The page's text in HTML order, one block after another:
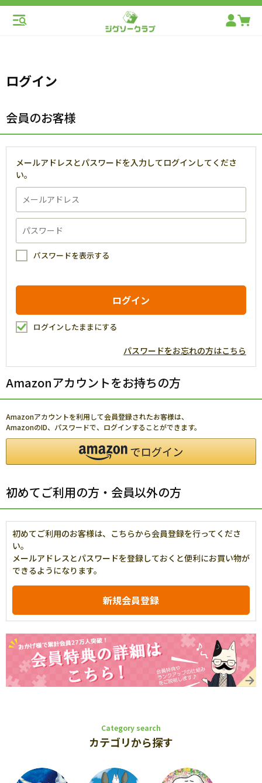
ログイン
会員のお客様
メールアドレスとパスワードを入力してログインしてくださ
い。
パスワードを表示する
ログインしたままにする
パスワードをお忘れの方はこちら
Amazonアカウントをお持ちの方
Amazonアカウントを利用して会員登録されたお客様は、
AmazonのID、パスワードで、ログインすることができます。
初めてご利用の方・会員以外の方
初めてご利用のお客様は、こちらから会員登録を行ってくださ
い。
メールアドレスとパスワードを登録しておくと便利にお買い物が
できるようになります。
Category search
カテゴリから探す